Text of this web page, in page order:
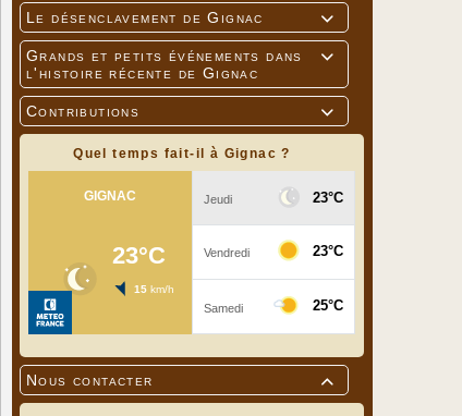

Le désenclavement de Gignac

Grands et petits événements dans
l'histoire récente de Gignac

Contributions
Quel temps fait-il à Gignac ?

Nous contacter